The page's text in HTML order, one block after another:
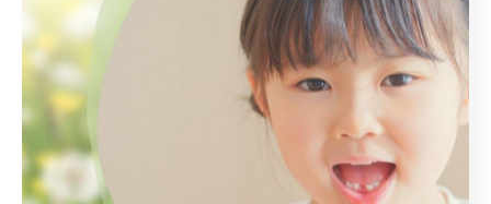
じられます。また、バーチャルリアリティ（VR）を用い
た治療シミュレーションも今後の可能性として期待され
ています。これにより、患者様は治療内容を視覚的に理
解でき、不安を軽減することができます。技術革新は、
歯科医療の進化を促進し、患者様により快適で安心な治
療体験を提供するための鍵となっています。